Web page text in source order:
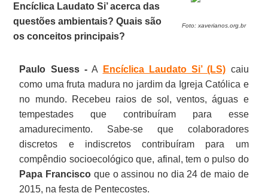
Foto: xaverianos.org.br
Encíclica Laudato Si’ acerca das
questões ambientais? Quais são
os conceitos principais?
Paulo Suess -A Encíclica Laudato Si’ (LS) caiu
como uma fruta madura no jardim da Igreja Católica e
no mundo. Recebeu raios de sol, ventos, águas e
tempestades que contribuíram para esse
amadurecimento. Sabe-se que colaboradores
discretos e indiscretos contribuíram para um
compêndio socioecológico que, afinal, tem o pulso do
Papa Francisco que o assinou no dia 24 de maio de
2015, na festa de Pentecostes.